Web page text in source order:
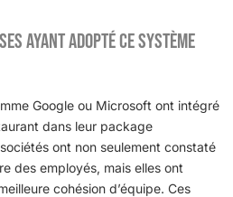
ayant adopté ce système
Google ou Microsoft ont intégré
dans leur package
ont non seulement constaté
des employés, mais elles ont
cohésion d’équipe. Ces